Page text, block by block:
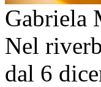
Gabriela
Nel
dal 6